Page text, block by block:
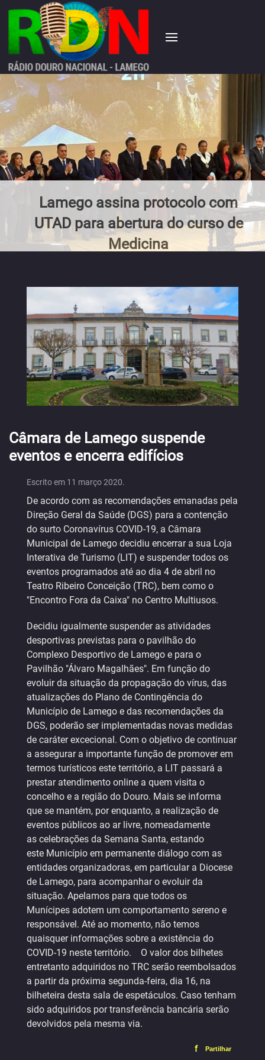
Lamego assina protocolo com
UTAD para abertura do curso de
Medicina
Câmara de Lamego suspende
eventos e encerra edifícios
Escrito em 11 março 2020.
De acordo com as recomendações emanadas pela
Direção Geral da Saúde (DGS) para a contenção
do surto Coronavírus COVID-19, a Câmara
Municipal de Lamego decidiu encerrar a sua Loja
Interativa de Turismo (LIT) e suspender todos os
eventos programados até ao dia 4 de abril no
Teatro Ribeiro Conceição (TRC), bem como o
"Encontro Fora da Caixa" no Centro Multiusos.
Decidiu igualmente suspender as atividades
desportivas previstas para o pavilhão do
Complexo Desportivo de Lamego e para o
Pavilhão "Álvaro Magalhães". Em função do
evoluir da situação da propagação do vírus, das
atualizações do Plano de Contingência do
Município de Lamego e das recomendações da
DGS, poderão ser implementadas novas medidas
de caráter excecional. Com o objetivo de continuar
a assegurar a importante função de promover em
termos turísticos este território, a LIT passará a
prestar atendimento online a quem visita o
concelho e a região do Douro. Mais se informa
que se mantém, por enquanto, a realização de
eventos públicos ao ar livre, nomeadamente
as celebrações da Semana Santa, estando
este Município em permanente diálogo com as
entidades organizadoras, em particular a Diocese
de Lamego, para acompanhar o evoluir da
situação. Apelamos para que todos os
Munícipes adotem um comportamento sereno e
responsável. Até ao momento, não temos
quaisquer informações sobre a existência do
COVID-19 neste território. O valor dos bilhetes
entretanto adquiridos no TRC serão reembolsados
a partir da próxima segunda-feira, dia 16, na
bilheteira desta sala de espetáculos. Caso tenham
sido adquiridos por transferência bancária serão
devolvidos pela mesma via.
f Partilhar